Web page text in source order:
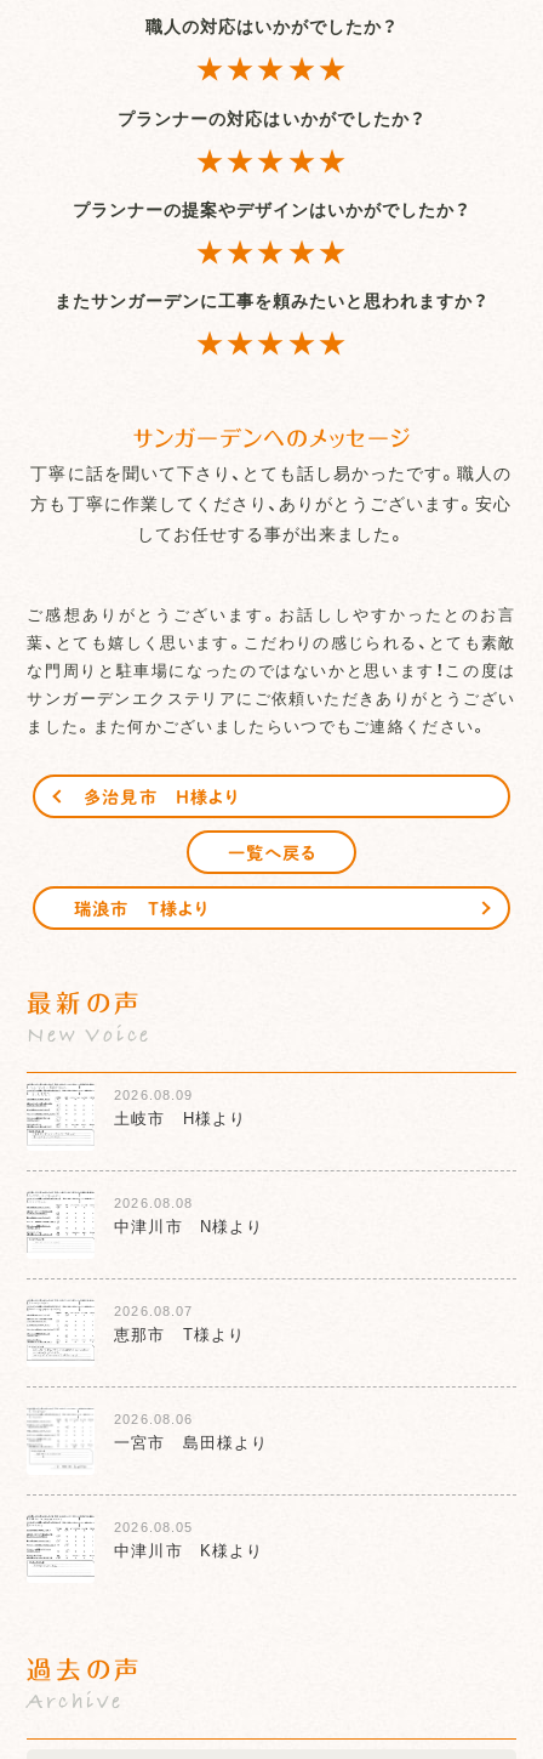
職人の対応はいかがでしたか？
★★★★★
プランナーの対応はいかがでしたか？
★★★★★
プランナーの提案やデザインはいかがでしたか？
★★★★★
またサンガーデンに工事を頼みたいと思われますか？
★★★★★
サンガーデンへのメッセージ
丁寧に話を聞いて下さり、とても話し易かったです。職人の
方も丁寧に作業してくださり、ありがとうございます。安心
してお任せする事が出来ました。
ご感想ありがとうございます。お話ししやすかったとのお言
葉、とても嬉しく思います。こだわりの感じられる、とても素敵
な門周りと駐車場になったのではないかと思います！この度は
サンガーデンエクステリアにご依頼いただきありがとうござい
ました。また何かございましたらいつでもご連絡ください。
多治見市 H様より
一覧へ戻る
瑞浪市 T様より
最新の声
New Voice
2026.08.09
土岐市 H様より
2026.08.08
中津川市 N様より
2026.08.07
恵那市 T様より
2026.08.06
一宮市 島田様より
2026.08.05
中津川市 K様より
過去の声
Archive